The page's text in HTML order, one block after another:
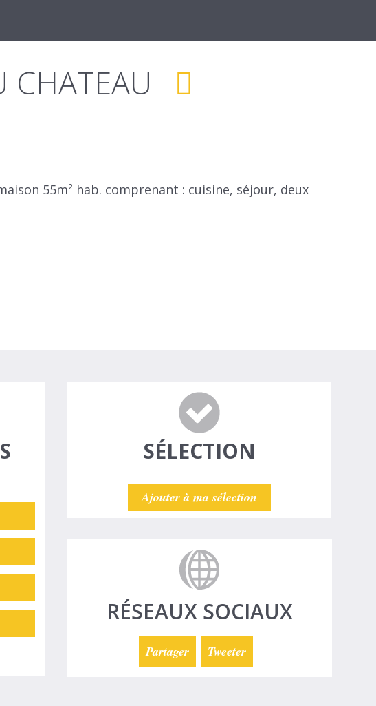
CHATEAU
55m² hab. comprenant : cuisine, séjour, deux
SÉLECTION
Ajouter à ma sélection
RÉSEAUX SOCIAUX
Partager Tweeter